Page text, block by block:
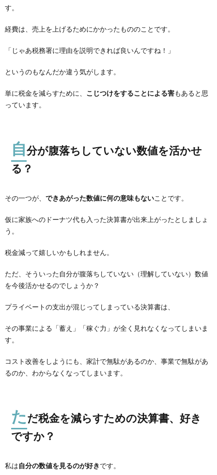
す。
経費は、売上を上げるためにかかったもののことです。
「じゃあ税務署に理由を説明できれば良いんですね！」
というのもなんだか違う気がします。
単に税金を減らすために、 こじつけをすることによる害もあると思
っています。
自分が腹落ちしていない数値を活かせ
る？
その一つが、 できあがった数値に何の意味もないことです。
仮に家族へのドーナツ代も入った決算書が出来上がったとしましょ
う。
税金減って嬉しいかもしれません。
ただ、そういった自分が腹落ちしていない（理解していない）数値
を今後活かせるのでしょうか？
プライベートの支出が混じってしまっている決算書は、
その事業による「蓄え」「稼ぐ力」が全く見れなくなってしまいま
す。
コスト改善をしようにも、家計で無駄があるのか、事業で無駄があ
るのか、わからなくなってしまいます。
ただ税金を減らすための決算書、好き
ですか？
私は自分の数値を見るのが好きです。